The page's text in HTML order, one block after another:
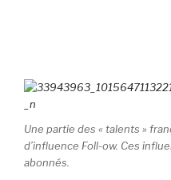
Une partie des « talents »
d’influence Foll-ow. Ces
abonnés.